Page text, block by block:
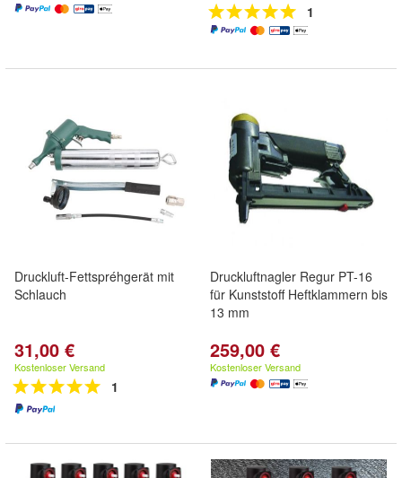
1
Druckluft-Fettspréhgerät mit
Schlauch
31,00 €
Kostenloser Versand
1
Druckluftnagler Regur PT-16
für Kunststoff Heftklammern bis
13 mm
259,00 €
Kostenloser Versand